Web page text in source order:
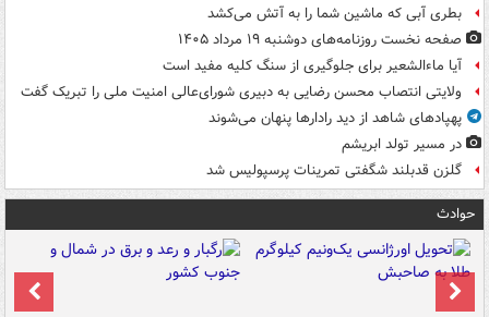
بطری آبی که ماشین شما را به آتش می‌کشد
صفحه نخست روزنامه‌های دوشنبه ۱۹ مرداد ۱۴۰۵
آیا ماءالشعیر برای جلوگیری از سنگ کلیه مفید است
ولایتی انتصاب محسن رضایی به دبیری شورای‌عالی امنیت ملی را تبریک گفت
پهپادهای شاهد از دید رادارها پنهان می‌شوند
در مسیر تولد ابریشم
گلزن قدبلند شگفتی تمرینات پرسپولیس شد
حوادث